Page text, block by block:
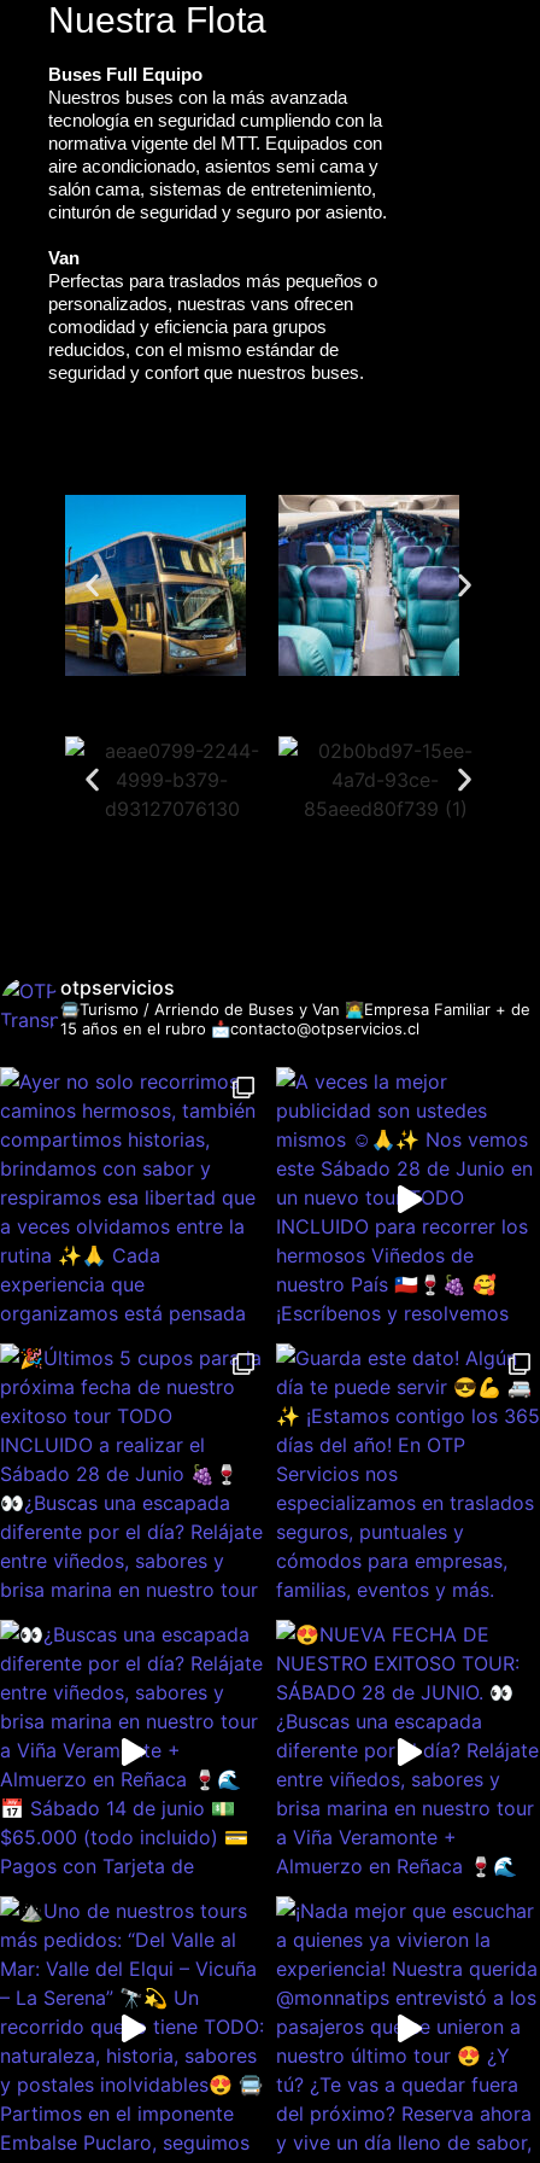
Nuestra Flota
Buses Full Equipo
Nuestros buses con la más avanzada
tecnología en seguridad cumpliendo con la
normativa vigente del MTT. Equipados con
aire acondicionado, asientos semi cama y
salón cama, sistemas de entretenimiento,
cinturón de seguridad y seguro por asiento.
Van
Perfectas para traslados más pequeños o
personalizados, nuestras vans ofrecen
comodidad y eficiencia para grupos
reducidos, con el mismo estándar de
seguridad y confort que nuestros buses.
otpservicios
🚍Turismo / Arriendo de Buses y Van 👩‍💻Empresa Familiar + de
15 años en el rubro 📩contacto@otpservicios.cl